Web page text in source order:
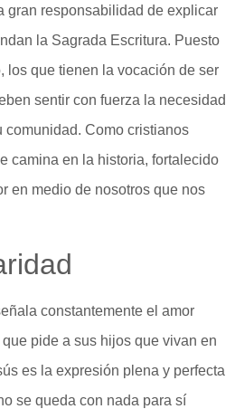
gran responsabilidad de explicar
la Sagrada Escritura. Puesto
los que tienen la vocación de ser
sentir con fuerza la necesidad
comunidad. Como cristianos
camina en la historia, fortalecido
en medio de nosotros que nos
constantemente el amor
pide a sus hijos que vivan en
es la expresión plena y perfecta
se queda con nada para sí